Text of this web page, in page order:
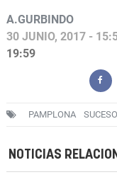
A.GURBINDO
30 JUNIO, 2017 -
19:59
PAMPLONA
NOTICIAS